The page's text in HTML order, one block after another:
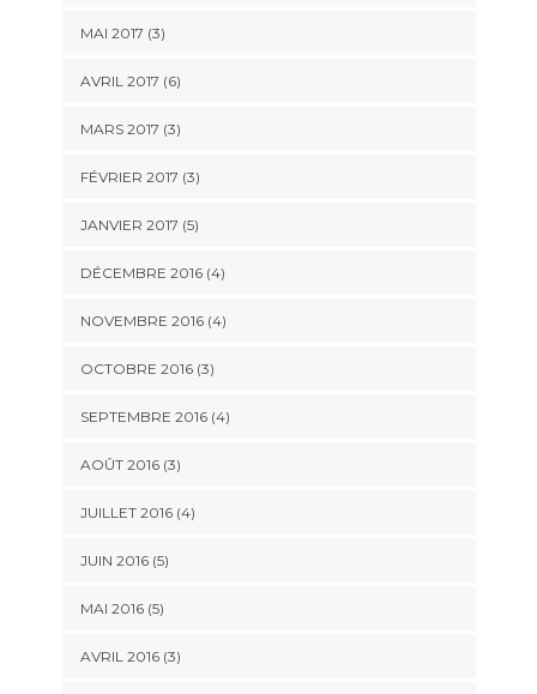
MAI 2017 (3)
AVRIL 2017 (6)
MARS 2017 (3)
FÉVRIER 2017 (3)
JANVIER 2017 (5)
DÉCEMBRE 2016(4)
NOVEMBRE 2016(4)
OCTOBRE 2016(3)
SEPTEMBRE 2016(4)
AOÛT 2016(3)
JUILLET 2016(4)
JUIN 2016(5)
MAI 2016(5)
AVRIL 2016(3)